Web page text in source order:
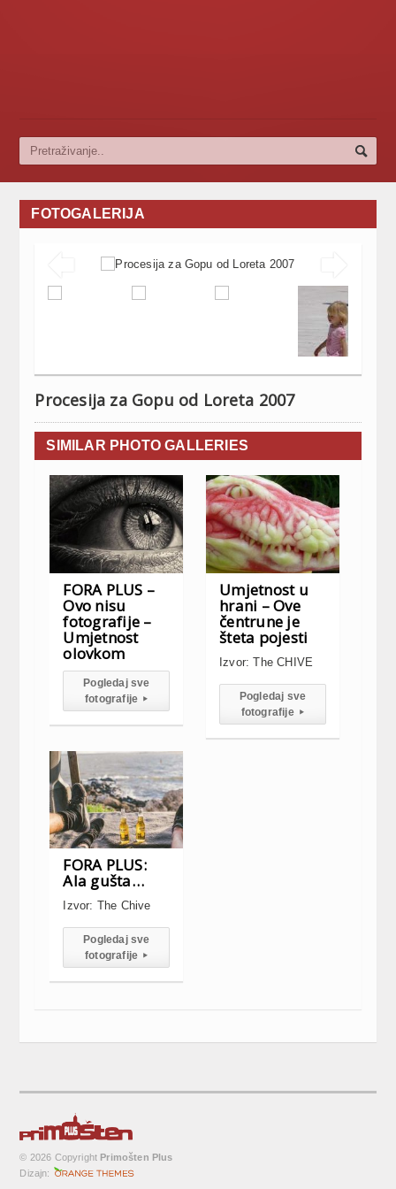
FOTOGALERIJA
Procesija za Gopu od Loreta 2007
SIMILAR PHOTO GALLERIES
FORA PLUS –
Ovo nisu
fotografije –
Umjetnost
olovkom
Pogledaj sve
fotografije▸
Umjetnost u
hrani – Ove
čentrune je
šteta pojesti
Izvor: The CHIVE
Pogledaj sve
fotografije▸
FORA PLUS:
Ala gušta…
Izvor: The Chive
Pogledaj sve
fotografije▸
© 2026 Copyright Primošten Plus
Dizajn: